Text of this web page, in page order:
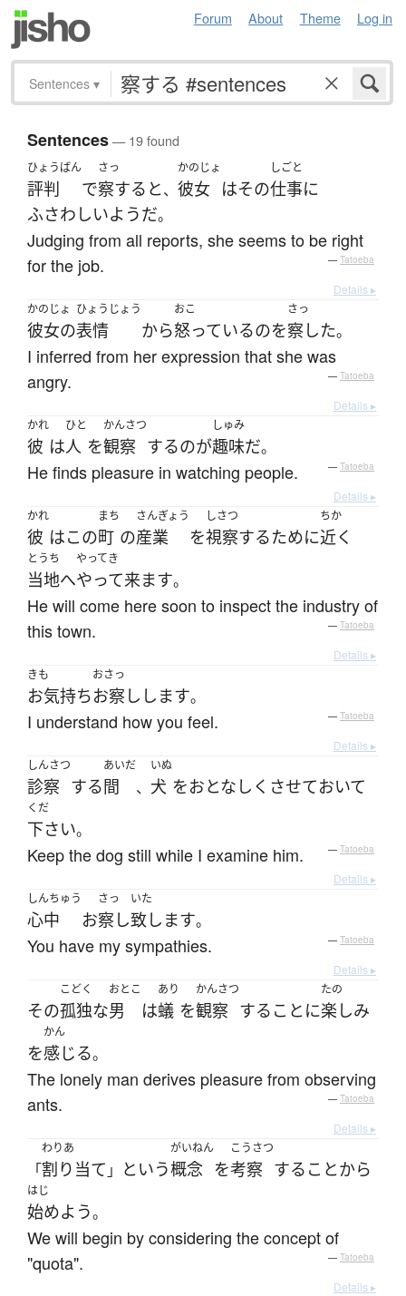
Forum About Theme Log in
Sentences ▾
Sentences— 19 found
ひょうばん
評判 で
さっ
察する と、
かのじょ
彼女 はその
しごと
仕事に
ふさわしいようだ。
Judging from all reports, she seems to be right
for the job.
— Tatoeba
Details ▸
かのじょ
彼女の
ひょうじょう
表情 から
おこ
怒っているのを
さっ
察した。
I inferred from her expression that she was
angry.
— Tatoeba
Details ▸
かれ
彼 は
ひと
人 を
かんさつ
観察 するのが
しゅみ
趣味だ。
He finds pleasure in watching people. — Tatoeba
Details ▸
かれ
彼 はこの
まち
町 の
さんぎょう
産業 を
しさつ
視察するために
ちか
近く
とうち
当地へ
やってき
やって来ます。
He will come here soon to inspect the industry of
this town.
— Tatoeba
Details ▸
きも
お気持ち
おさっ
お察し します。
I understand how you feel. — Tatoeba
Details ▸
しんさつ
診察 する
あいだ
間 、
いぬ
犬 をおとなしく させておいて
くだ
下さい。
Keep the dog still while I examine him. — Tatoeba
Details ▸
しんちゅう
心中 お
さっ
察し
いた
致します。
You have my sympathies. — Tatoeba
Details ▸
その
こどく
孤独な
おとこ
男 は
あり
蟻 を
かんさつ
観察 する ことに
たの
楽しみ
を
かん
感じる。
The lonely man derives pleasure from observing
ants.
— Tatoeba
Details ▸
「
わりあ
割り当て 」 という
がいねん
概念 を
こうさつ
考察 する ことから
はじ
始めよう。
We will begin by considering the concept of
"quota".
— Tatoeba
Details ▸